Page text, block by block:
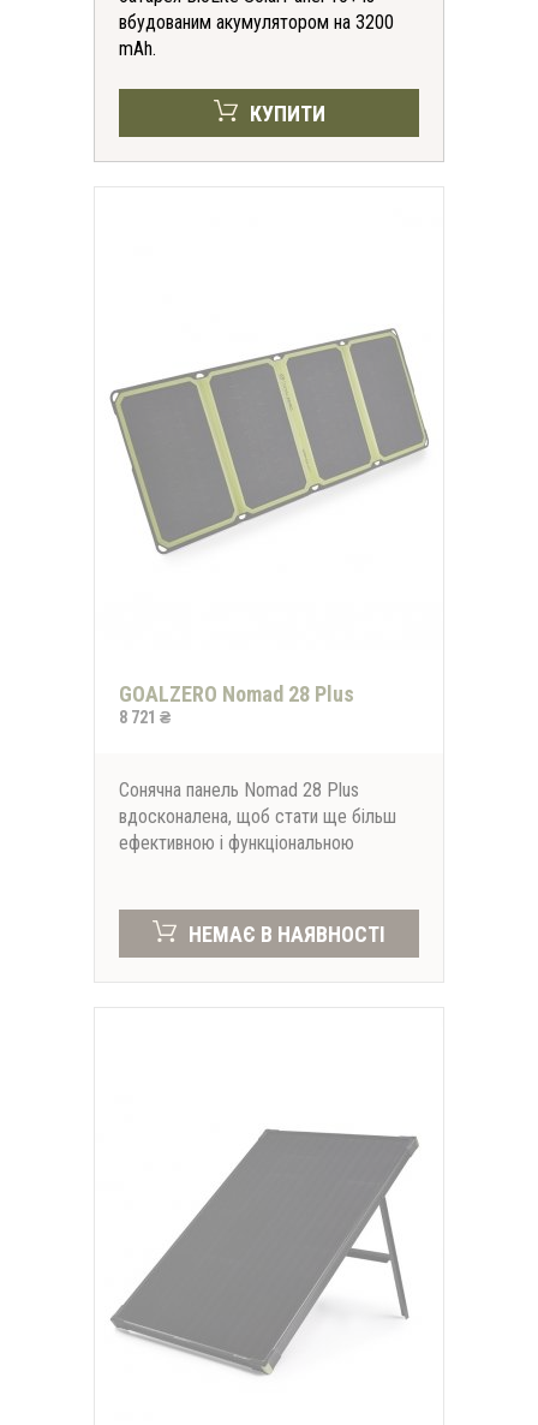
вбудованим акумулятором на 3200
mAh.
КУПИТИ
GOALZERO Nomad 28 Plus
8 721 ₴
Сонячна панель Nomad 28 Plus
вдосконалена, щоб стати ще більш
ефективною і функціональною
НЕМАЄ В НАЯВНОСТІ